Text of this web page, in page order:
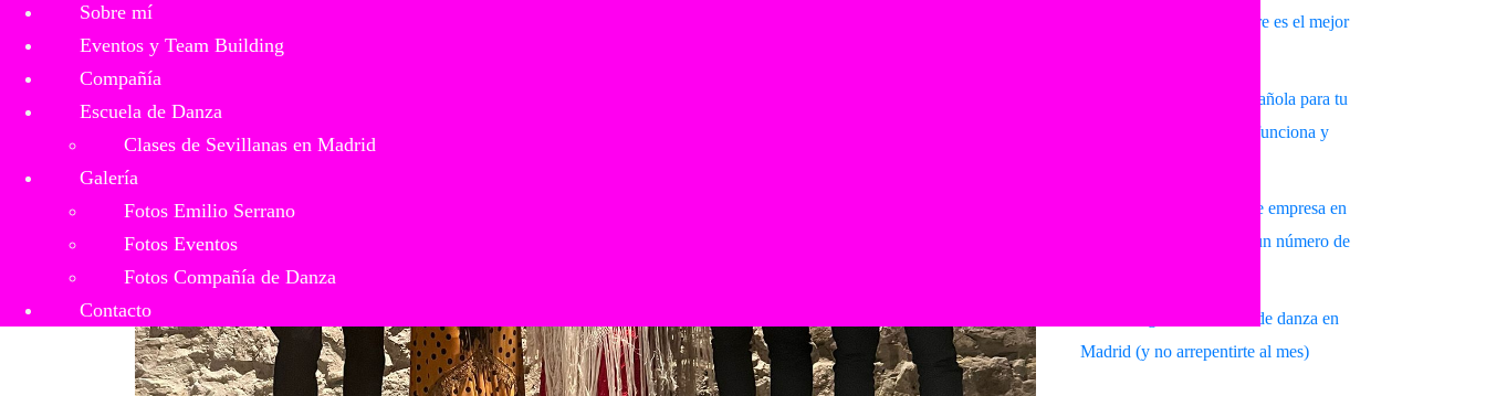
Sobre mí
Eventos y Team Building
Compañía
Escuela de Danza
Clases de Sevillanas en Madrid
Galería
Fotos Emilio Serrano
Fotos Eventos
Fotos Compañía de Danza
Contacto
verano: por qué septiembre es el mejor
Espectáculo de danza española para tu
evento en Madrid: cómo funciona y
Sevillanas para eventos de empresa en
Madrid: mucho más que un número de
Cómo elegir una escuela de danza en
Madrid (y no arrepentirte al mes)